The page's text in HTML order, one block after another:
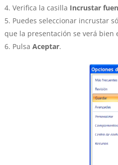
Verifica la casilla Incrustar
Puedes seleccionar incrustar
que la presentación se verá
PulsaAceptar.